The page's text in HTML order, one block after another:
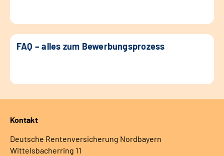
FAQ – alles zum Bewerbungsprozess
Kontakt
Deutsche Rentenversicherung Nordbayern
Wittelsbacherring 11